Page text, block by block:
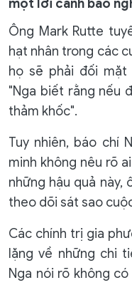
một lời cảnh báo
Ông Mark Rutte
hạt nhân trong các
họ sẽ phải đối
"Nga biết rằng nếu
thảm khốc".
Tuy nhiên, báo chí
minh không nêu rõ
những hậu quả này,
theo dõi sát sao
Các chính trị gia
lặng về những chi
Nga nói rõ không